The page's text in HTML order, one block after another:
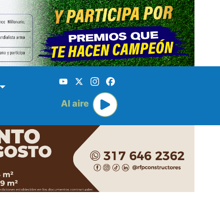
YouTube
X Instagram
Al aire